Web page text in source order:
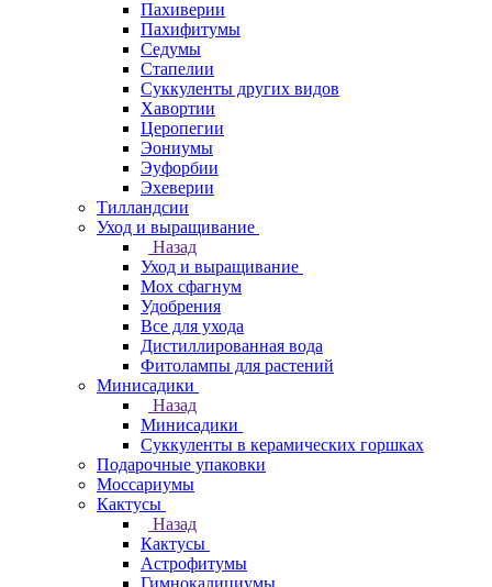
Пахиверии
Пахифитумы
Седумы
Стапелии
Суккуленты других видов
Хавортии
Церопегии
Эониумы
Эуфорбии
Эхеверии
Тилландсии
Уход и выращивание
Назад
Уход и выращивание
Мох сфагнум
Удобрения
Все для ухода
Дистиллированная вода
Фитолампы для растений
Минисадики
Назад
Минисадики
Суккуленты в керамических горшках
Подарочные упаковки
Моссариумы
Кактусы
Назад
Кактусы
Астрофитумы
Гимнокалициумы